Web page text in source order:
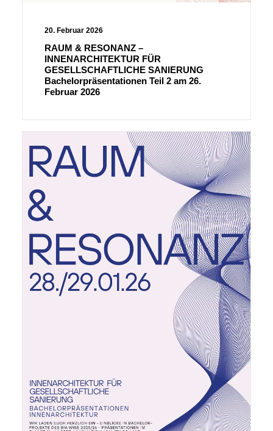
20. Februar 2026
RAUM & RESONANZ –
INNENARCHITEKTUR FÜR
GESELLSCHAFTLICHE SANIERUNG
Bachelorpräsentationen Teil 2 am 26.
Februar 2026